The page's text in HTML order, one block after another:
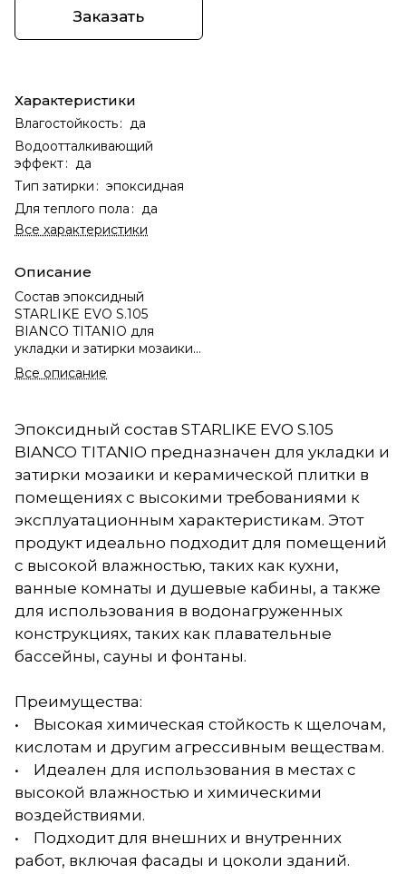
Заказать
Характеристики
Влагостойкость: да
Водоотталкивающий
эффект: да
Тип затирки : эпоксидная
Для теплого пола : да
Все характеристики
Описание
Состав эпоксидный
STARLIKE EVO S.105
BIANCO TITANIO для
укладки и затирки мозаики
и к/п 2,5 кг (1)
Все описание
Эпоксидный состав STARLIKE EVO S.105
BIANCO TITANIO предназначен для укладки и
затирки мозаики и керамической плитки в
помещениях с высокими требованиями к
эксплуатационным характеристикам. Этот
продукт идеально подходит для помещений
с высокой влажностью, таких как кухни,
ванные комнаты и душевые кабины, а также
для использования в водонагруженных
конструкциях, таких как плавательные
бассейны, сауны и фонтаны.
Преимущества:
• Высокая химическая стойкость к щелочам,
кислотам и другим агрессивным веществам.
• Идеален для использования в местах с
высокой влажностью и химическими
воздействиями.
• Подходит для внешних и внутренних
работ, включая фасады и цоколи зданий.